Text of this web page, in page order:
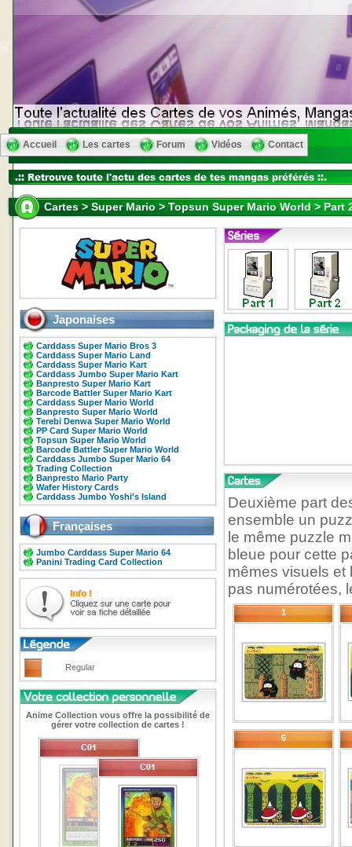
Accueil Les cartes Forum Vidéos Contact
Cartes > Super Mario > Topsun Super Mario World > Part
Japonaises
Carddass Super Mario Bros 3
Carddass Super Mario Land
Carddass Super Mario Kart
Carddass Jumbo Super Mario Kart
Banpresto Super Mario Kart
Barcode Battler Super Mario Kart
Carddass Super Mario World
Banpresto Super Mario World
Terebi Denwa Super Mario World
PP Card Super Mario World
Topsun Super Mario World
Barcode Battler Super Mario World
Carddass Jumbo Super Mario 64
Trading Collection
Banpresto Mario Party
Wafer History Cards
Carddass Jumbo Yoshi's Island
Françaises
Jumbo Carddass Super Mario 64
Panini Trading Card Collection
Regular
Anime Collection vous offre la possibilité de
gérer votre collection de cartes !
Deuxième part
ensemble un
le même puzzle
bleue pour cette
mêmes visuels et
pas numérotées,
1
6